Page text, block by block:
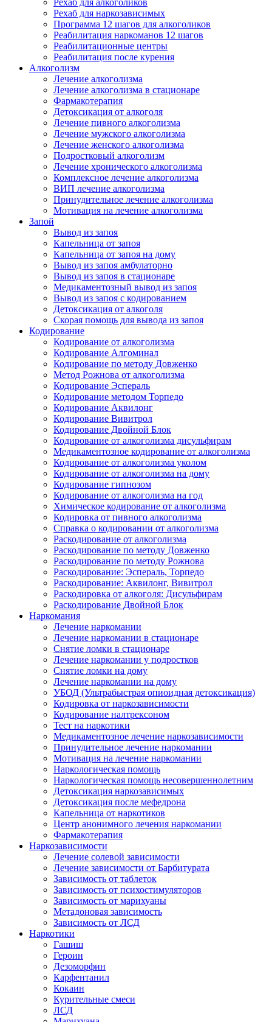
Рехаб для алкоголиков
Рехаб для наркозависимых
Программа 12 шагов для алкоголиков
Реабилитация наркоманов 12 шагов
Реабилитационные центры
Реабилитация после курения
Алкоголизм
Лечение алкоголизма
Лечение алкоголизма в стационаре
Фармакотерапия
Детоксикация от алкоголя
Лечение пивного алкоголизма
Лечение мужского алкоголизма
Лечение женского алкоголизма
Подростковый алкоголизм
Лечение хронического алкоголизма
Комплексное лечение алкоголизма
ВИП лечение алкоголизма
Принудительное лечение алкоголизма
Мотивация на лечение алкоголизма
Запой
Вывод из запоя
Капельница от запоя
Капельница от запоя на дому
Вывод из запоя амбулаторно
Вывод из запоя в стационаре
Медикаментозный вывод из запоя
Вывод из запоя с кодированием
Детоксикация от алкоголя
Скорая помощь для вывода из запоя
Кодирование
Кодирование от алкоголизма
Кодирование Алгоминал
Кодирование по методу Довженко
Метод Рожнова от алкоголизма
Кодирование Эспераль
Кодирование методом Торпедо
Кодирование Аквилонг
Кодирование Вивитрол
Кодирование Двойной Блок
Кодирование от алкоголизма дисульфирам
Медикаментозное кодирование от алкоголизма
Кодирование от алкоголизма уколом
Кодирование от алкоголизма на дому
Кодирование гипнозом
Кодирование от алкоголизма на год
Химическое кодирование от алкоголизма
Кодировка от пивного алкоголизма
Справка о кодировании от алкоголизма
Раскодирование от алкоголизма
Раскодирование по методу Довженко
Раскодирование по методу Рожнова
Раскодирование: Эспераль, Торпедо
Раскодирование: Аквилонг, Вивитрол
Раскодировка от алкоголя: Дисульфирам
Раскодирование Двойной Блок
Наркомания
Лечение наркомании
Лечение наркомании в стационаре
Снятие ломки в стационаре
Лечение наркомании у подростков
Снятие ломки на дому
Лечение наркомании на дому
УБОД (Ультрабыстрая опиоидная детоксикация)
Кодировка от наркозависимости
Кодирование налтрексоном
Тест на наркотики
Медикаментозное лечение наркозависимости
Принудительное лечение наркомании
Мотивация на лечение наркомании
Наркологическая помощь
Наркологическая помощь несовершеннолетним
Детоксикация наркозависимых
Детоксикация после мефедрона
Капельница от наркотиков
Центр анонимного лечения наркомании
Фармакотерапия
Наркозависимости
Лечение солевой зависимости
Лечение зависимости от Барбитурата
Зависимость от таблеток
Зависимость от психостимуляторов
Зависимость от марихуаны
Метадоновая зависимость
Зависимость от ЛСД
Наркотики
Гашиш
Героин
Дезоморфин
Карфентанил
Кокаин
Курительные смеси
ЛСД